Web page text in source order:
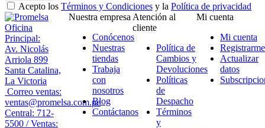
Acepto los Términos y Condiciones y la Política de privacidad
Oficina
Principal:
Av. Nicolás
Arriola 899
Santa Catalina,
La Victoria
Correo ventas:
ventas@promelsa.com.pe
Central: 712-
5500 / Ventas:
Nuestra empresa
Conócenos
Nuestras
tiendas
Trabaja
con
nosotros
Blog
Contáctanos
Atención al
cliente
Política de
Cambios y
Devoluciones
Políticas
de
Despacho
Términos
y
Mi cuenta
Mi cuenta
Registrarme
Actualizar
datos